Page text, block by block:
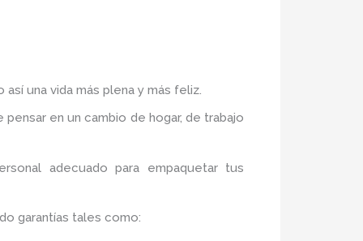
una vida más plena y más feliz.
en un cambio de hogar, de trabajo
adecuado para empaquetar tus
garantías tales como: